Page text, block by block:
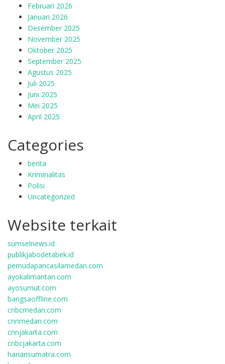
Februari 2026
Januari 2026
Desember 2025
November 2025
Oktober 2025
September 2025
Agustus 2025
Juli 2025
Juni 2025
Mei 2025
April 2025
Categories
berita
Kriminalitas
Polisi
Uncategorized
Website terkait
sumselnews.id
publikjabodetabek.id
pemudapancasilamedan.com
ayokalimantan.com
ayosumut.com
bangsaoffline.com
cnbcmedan.com
cnnmedan.com
cnnjakarta.com
cnbcjakarta.com
hariansumatra.com